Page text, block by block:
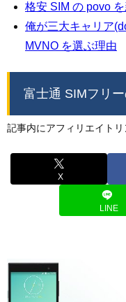
格安 SIM の povo
俺が三大キャリア
MVNO を選ぶ理由
富士通 SIMフリ
記事内にアフィリエイト
X
LINE